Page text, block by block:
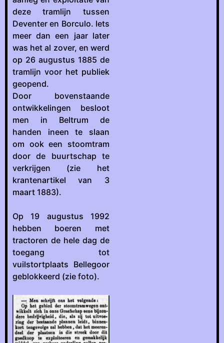
deze tramlijn tussen
Deventer en Borculo. Iets
meer dan een jaar later
was het al zover, en werd
op 26 augustus 1885 de
tramlijn voor het publiek
geopend.
Door bovenstaande
ontwikkelingen besloot
men in Beltrum de
handen ineen te slaan
om ook een stoomtram
door de buurtschap te
verkrijgen (zie het
krantenartikel van 3
maart 1883).
Op 19 augustus 1992
hebben boeren met
tractoren de hele dag de
toegang tot
vuilstortplaats Bellegoor
geblokkeerd (zie foto).